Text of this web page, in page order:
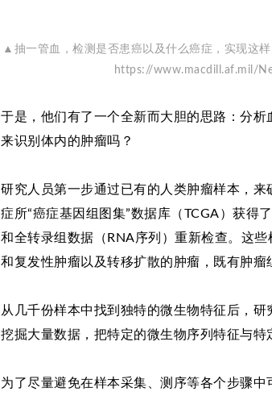
▲抽一管血，检测是否患癌以及什么癌症，实现这
https://www.macdill.af.mil/
于是，他们有了一个全新而大胆的思路：分
来识别体内的肿瘤吗？
研究人员第一步通过已有的人类肿瘤样本，
症所“癌症基因组图集”数据库（TCGA）获得
和全转录组数据（RNA序列）重新检查。这
和复发性肿瘤以及转移扩散的肿瘤，既有肿瘤
从几千份样本中找到独特的微生物特征后，
挖掘大量数据，把特定的微生物序列特征与特
为了尽量避免在样本采集、测序等各个步骤